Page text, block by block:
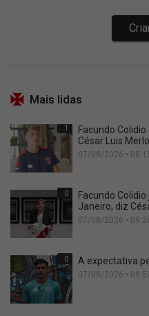
Mais lidas
1
Facundo
César Luis Merlo
07/08/2026 •
0
Facundo
Janeiro, diz
07/08/2026 •
0 A expectativa
07/08/2026 •